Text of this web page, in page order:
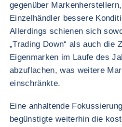
gegenüber
Einzelhändler bessere
Allerdings schienen sich
„Trading Down“ als auch die
Eigenmarken im Laufe des
abzuflachen, was weitere
einschränkte.
Eine anhaltende
begünstigte weiterhin die